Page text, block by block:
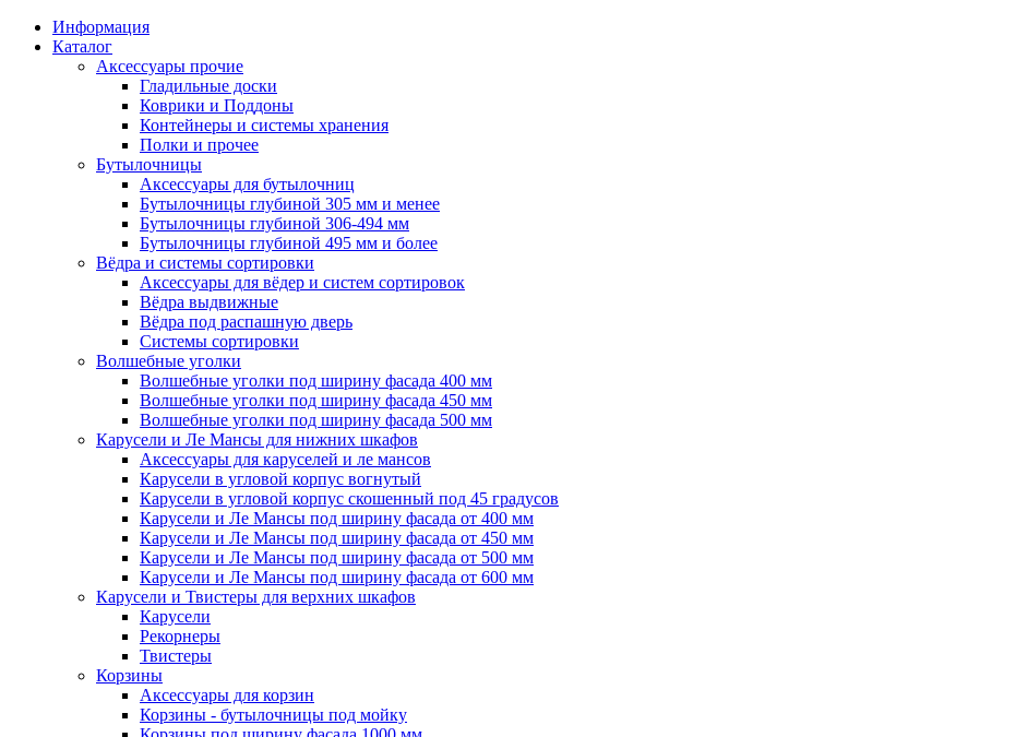
Информация
Каталог
Аксессуары прочие
Гладильные доски
Коврики и Поддоны
Контейнеры и системы хранения
Полки и прочее
Бутылочницы
Аксессуары для бутылочниц
Бутылочницы глубиной 305 мм и менее
Бутылочницы глубиной 306-494 мм
Бутылочницы глубиной 495 мм и более
Вёдра и системы сортировки
Аксессуары для вёдер и систем сортировок
Вёдра выдвижные
Вёдра под распашную дверь
Системы сортировки
Волшебные уголки
Волшебные уголки под ширину фасада 400 мм
Волшебные уголки под ширину фасада 450 мм
Волшебные уголки под ширину фасада 500 мм
Карусели и Ле Мансы для нижних шкафов
Аксессуары для каруселей и ле мансов
Карусели в угловой корпус вогнутый
Карусели в угловой корпус скошенный под 45 градусов
Карусели и Ле Мансы под ширину фасада от 400 мм
Карусели и Ле Мансы под ширину фасада от 450 мм
Карусели и Ле Мансы под ширину фасада от 500 мм
Карусели и Ле Мансы под ширину фасада от 600 мм
Карусели и Твистеры для верхних шкафов
Карусели
Рекорнеры
Твистеры
Корзины
Аксессуары для корзин
Корзины - бутылочницы под мойку